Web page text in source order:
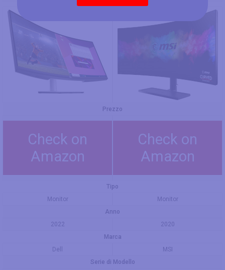
Prezzo
Check on
Amazon
Check on
Amazon
Tipo
Monitor
Monitor
Anno
2022
2020
Marca
Dell
MSI
Serie di Modello